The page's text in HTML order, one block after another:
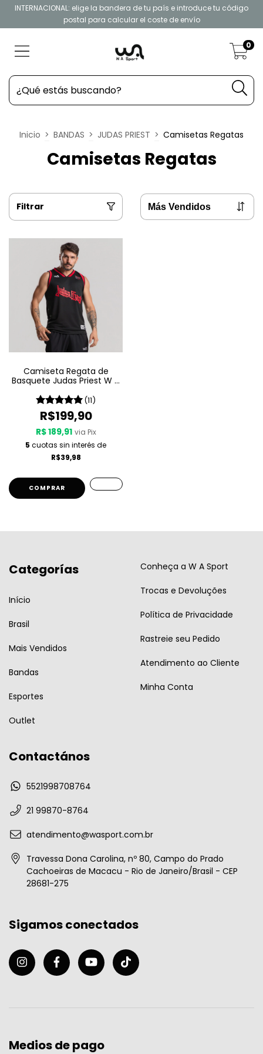
INTERNACIONAL: elige la bandera de tu país e introduce tu código
postal para calcular el coste de envío
0
Inicio > BANDAS > JUDAS PRIEST > Camisetas Regatas
Camisetas Regatas
Filtrar
Camiseta Regata de
Basquete Judas Priest W A
(11)
R$199,90
R$ 189,91 via Pix
5 cuotas sin interés de
R$39,98
COMPRAR
Categorías
Início
Brasil
Mais Vendidos
Bandas
Esportes
Outlet
Conheça a W A Sport
Trocas e Devoluções
Política de Privacidade
Rastreie seu Pedido
Atendimento ao Cliente
Minha Conta
Contactános
5521998708764
21 99870-8764
atendimento@wasport.com.br
Travessa Dona Carolina, nº 80, Campo do Prado
Cachoeiras de Macacu - Rio de Janeiro/Brasil - CEP
28681-275
Sigamos conectados
Medios de pago